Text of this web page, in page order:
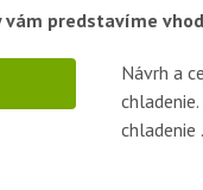
predstavíme
Návrh a
chladenie